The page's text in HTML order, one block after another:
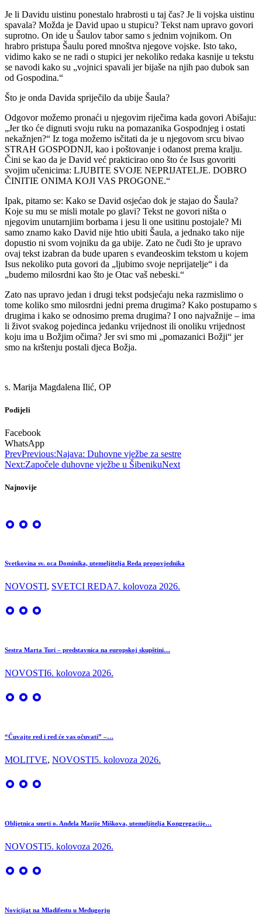
Je li Davidu uistinu ponestalo hrabrosti u taj čas? Je li vojska uistinu
spavala? Možda je David upao u stupicu? Tekst nam upravo govori
suprotno. On ide u Šaulov tabor samo s jednim vojnikom. On
hrabro pristupa Šaulu pored mnoštva njegove vojske. Isto tako,
vidimo kako se ne radi o stupici jer nekoliko redaka kasnije u tekstu
se navodi kako su „vojnici spavali jer bijaše na njih pao dubok san
od Gospodina.“
Što je onda Davida spriječilo da ubije Šaula?
Odgovor možemo pronaći u njegovim riječima kada govori Abišaju:
„Jer tko će dignuti svoju ruku na pomazanika Gospodnjeg i ostati
nekažnjen?“ Iz toga možemo isčitati da je u njegovom srcu bivao
STRAH GOSPODNJI, kao i poštovanje i odanost prema kralju.
Čini se kao da je David već prakticirao ono što će Isus govoriti
svojim učenicima: LJUBITE SVOJE NEPRIJATELJE. DOBRO
ČINITIE ONIMA KOJI VAS PROGONE.“
Ipak, pitamo se: Kako se David osjećao dok je stajao do Šaula?
Koje su mu se misli motale po glavi? Tekst ne govori ništa o
njegovim unutarnjiim borbama i jesu li one usitinu postojale? Mi
samo znamo kako David nije htio ubiti Šaula, a jednako tako nije
dopustio ni svom vojniku da ga ubije. Zato ne čudi što je upravo
ovaj tekst izabran da bude uparen s evanđeoskim tekstom u kojem
Isus nekoliko puta govori da „ljubimo svoje neprijatelje“ i da
„budemo milosrdni kao što je Otac vaš nebeski.“
Zato nas upravo jedan i drugi tekst podsjećaju neka razmislimo o
tome koliko smo milosrdni jedni prema drugima? Kako postupamo s
drugima i kako se odnosimo prema drugima? I ono najvažnije – ima
li život svakog pojedinca jedanku vrijednost ili onoliku vrijednost
koju ima u Božjim očima? Jer svi smo mi „pomazanici Božji“ jer
smo na krštenju postali djeca Božja.
s. Marija Magdalena Ilić, OP
Podijeli
Facebook
WhatsApp
PrevPrevious:Najava: Duhovne vježbe za sestre
Next:Započele duhovne vježbe u ŠibenikuNext
Najnovije
Svetkovina sv. oca Dominika, utemeljitelja Reda propovjednika
NOVOSTI, SVETCI REDA7. kolovoza 2026.
Sestra Marta Turi – predstavnica na europskoj skupštini…
NOVOSTI6. kolovoza 2026.
“Čuvajte red i red će vas očuvati” –…
MOLITVE, NOVOSTI5. kolovoza 2026.
Obljetnica smrti o. Anđela Marije Miškova, utemeljitelja Kongregacije…
NOVOSTI5. kolovoza 2026.
Novicijat na Mladifestu u Međugorju